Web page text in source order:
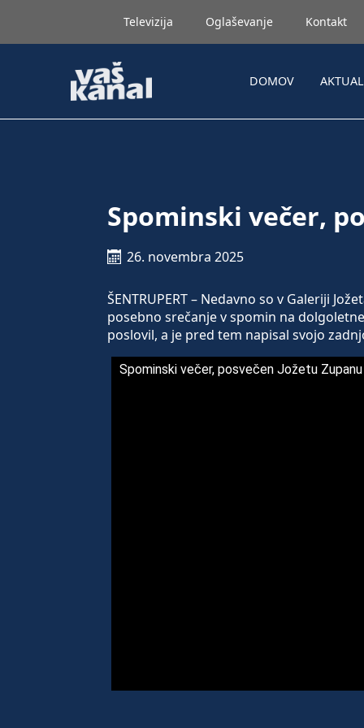
Televizija Oglaševanje Kontakt
DOMOV
Spominski večer,
26. novembra 2025
ŠENTRUPERT – Nedavno so v Galeriji
posebno srečanje v spomin na
poslovil, a je pred tem napisal svojo
Spominski večer, posvečen Jožetu Zupanu